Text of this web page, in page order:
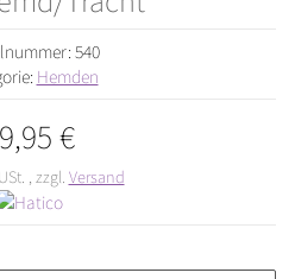
540
Hemden
€
, zzgl. Versand